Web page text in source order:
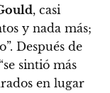
, casi
y nada más;
Después de
sintió más
en lugar